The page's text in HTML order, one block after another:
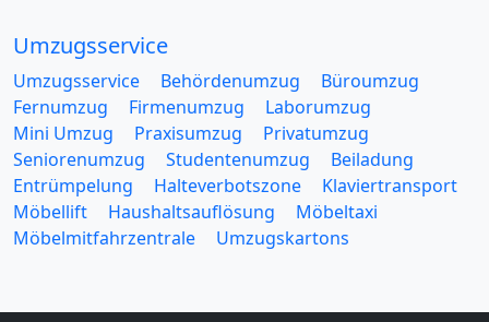
Umzugsservice
Umzugsservice Behördenumzug
Büroumzug
Fernumzug
Firmenumzug
Laborumzug
Mini Umzug
Praxisumzug
Privatumzug
Seniorenumzug
Studentenumzug
Beiladung
Entrümpelung
Halteverbotszone
Klaviertransport
Möbellift
Haushaltsauflösung
Möbeltaxi
Möbelmitfahrzentrale
Umzugskartons